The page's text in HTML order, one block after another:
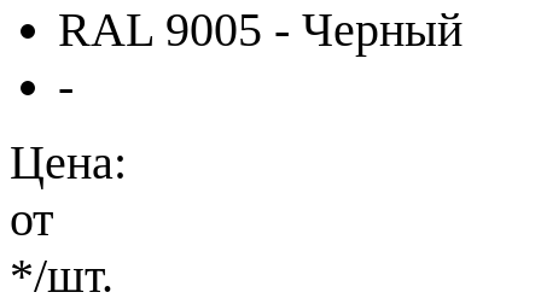
RAL 9005 - Черный
-
Цена:
от
*/шт.